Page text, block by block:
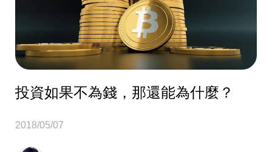
投資如果不為錢，那還能為什麼？
2018/05/07